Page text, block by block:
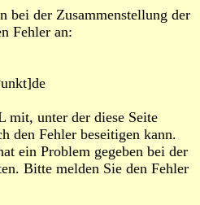
bei der Zusammenstellung der
Fehler an:
mit, unter der diese Seite
den Fehler beseitigen kann.
ein Problem gegeben bei der
Bitte melden Sie den Fehler